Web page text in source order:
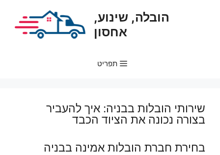
הובלה, שינוע,
אחסון
תפריט
שירותי הובלות בבניה: איך להעביר
בצורה נכונה את הציוד הכבד
בחירת חברת הובלות אמינה בבניה